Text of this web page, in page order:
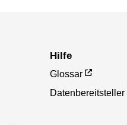
Hilfe
Glossar
Datenbereitsteller